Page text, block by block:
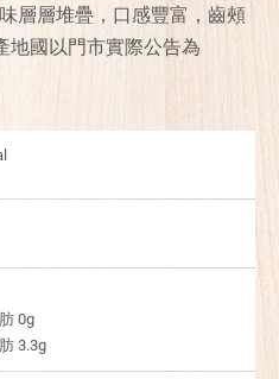
層層堆疊，口感豐富，齒頰
國以門市實際公告為
0g
3.3g